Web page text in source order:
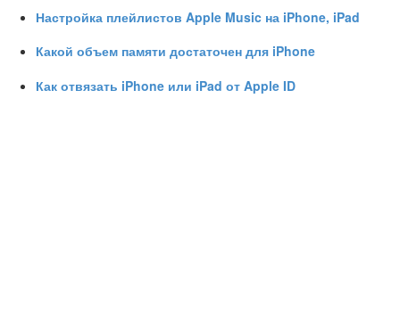
Настройка плейлистов Apple Music на iPhone, iPad
Какой объем памяти достаточен для iPhone
Как отвязать iPhone или iPad от Apple ID